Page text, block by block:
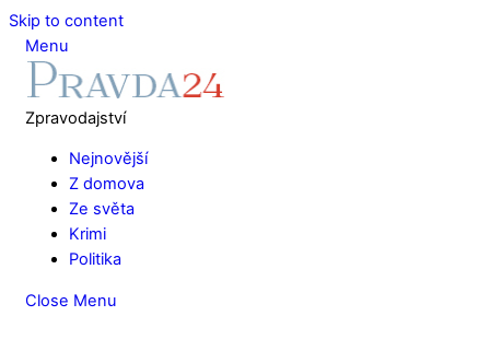
Skip to content
Menu
Zpravodajství
Nejnovější
Z domova
Ze světa
Krimi
Politika
Close Menu